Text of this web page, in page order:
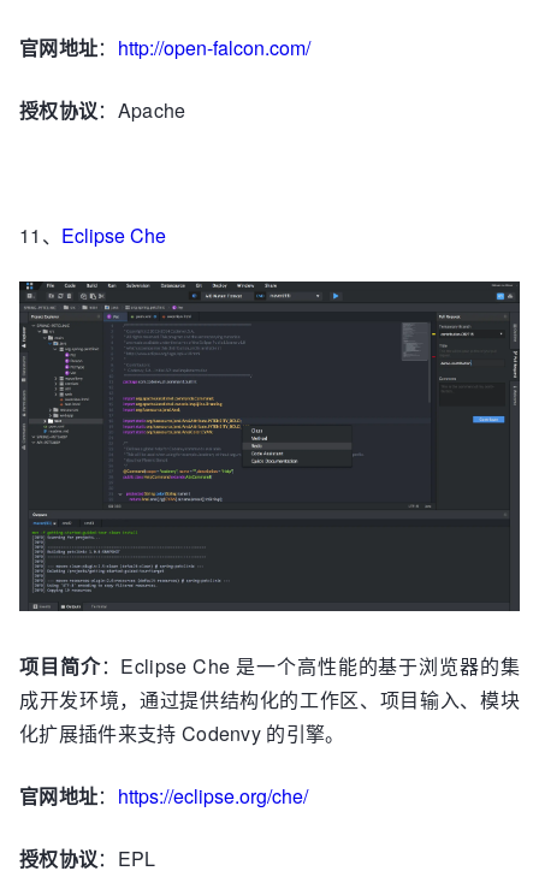
官网地址： http://open-falcon.com/
授权协议：Apache
11、 Eclipse Che
项目简介：Eclipse Che 是一个高性能的基于浏览器的集
成开发环境，通过提供结构化的工作区、项目输入、模块
化扩展插件来支持 Codenvy 的引擎。
官网地址： https://eclipse.org/che/
授权协议：EPL